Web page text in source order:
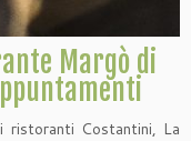
Margò di
ristoranti Costantini, La